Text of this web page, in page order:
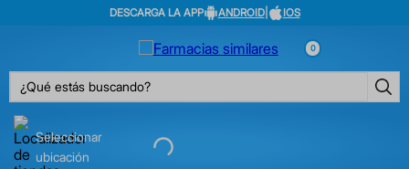
DESCARGA LA APP ANDROID| IOS
0
¿Qué estás buscando?
Seleccionar
ubicación